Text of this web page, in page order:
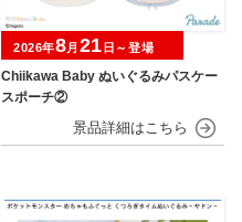
Chiikawa Baby ぬいぐるみパスケー
スポーチ②
2026年8月 21 日～登場